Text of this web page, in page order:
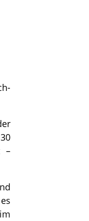
–